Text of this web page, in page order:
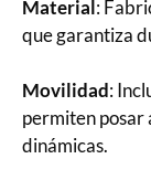
Material :
que garantiza
Movilidad:
permiten posar
dinámicas.